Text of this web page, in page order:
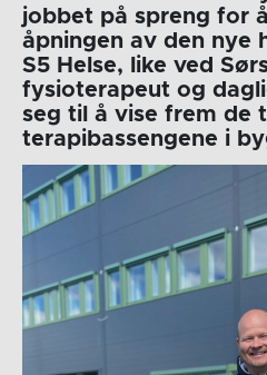
jobbet på spreng for
åpningen av den nye
S5 Helse, like ved
fysioterapeut og
seg til å vise frem de
terapibassengene i